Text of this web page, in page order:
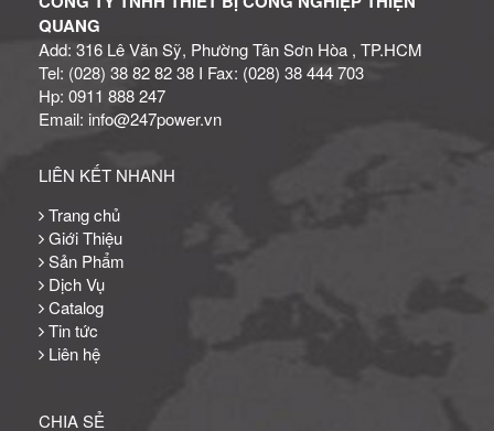
QUANG
Add: 316 Lê Văn Sỹ, Phường Tân Sơn Hòa , TP.HCM
Tel: (028) 38 82 82 38 I Fax: (028) 38 444 703
Hp: 0911 888 247
Email: info@247power.vn
LIÊN KẾT NHANH
Trang chủ
Giới Thiệu
Sản Phẩm
Dịch Vụ
Catalog
Tin tức
Liên hệ
CHIA SẺ